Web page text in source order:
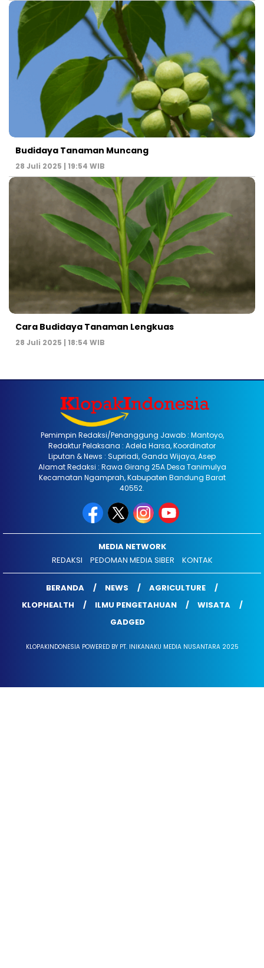
Budidaya Tanaman Muncang
28 Juli 2025 | 19:54 WIB
Cara Budidaya Tanaman Lengkuas
28 Juli 2025 | 18:54 WIB
Pemimpin Redaksi/Penanggung Jawab : Mantoyo,
Redaktur Pelaksana : Adela Harsa, Koordinator
Liputan & News : Supriadi, Ganda Wijaya, Asep
Alamat Redaksi : Rawa Girang 25A Desa Tanimulya
Kecamatan Ngamprah, Kabupaten Bandung Barat
40552.
MEDIA NETWORK
REDAKSI
PEDOMAN MEDIA SIBER KONTAK
BERANDA NEWS
AGRICULTURE
KLOPHEALTH
ILMU PENGETAHUAN
WISATA
GADGED
KLOPAKINDONESIA POWERED BY PT. INIKANAKU MEDIA NUSANTARA 2025